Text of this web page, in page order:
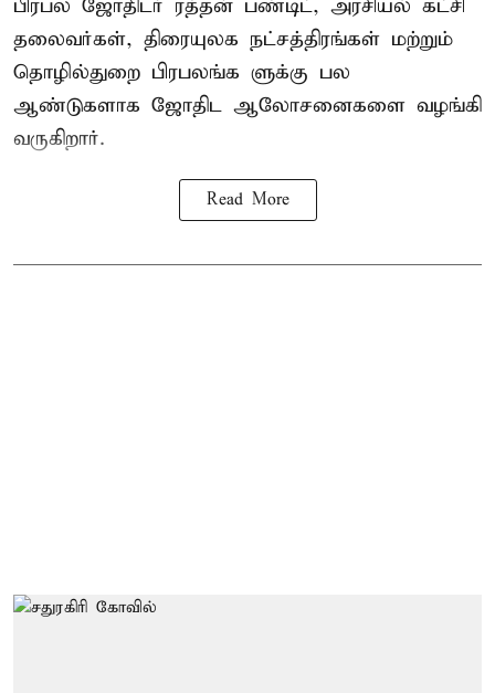
பிரபல ஜோதிடர் ரத்தன் பண்டிட், அரசியல் கட்சி
தலைவர்கள், திரையுலக நட்சத்திரங்கள் மற்றும்
தொழில்துறை பிரபலங்க ளுக்கு பல
ஆண்டுகளாக ஜோதிட ஆலோசனைகளை வழங்கி
வருகிறார்.
Read More